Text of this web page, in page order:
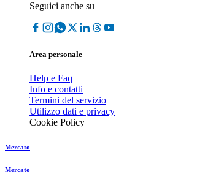
Seguici anche su
Area personale
Help e Faq
Info e contatti
Termini del servizio
Utilizzo dati e privacy
Cookie Policy
Mercato
Mercato